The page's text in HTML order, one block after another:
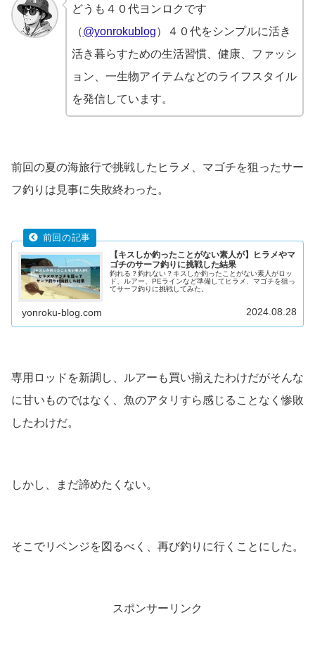
どうも４０代ヨンロクです
（@yonrokublog）４０代をシンプルに活き
活き暮らすための生活習慣、健康、ファッシ
ョン、一生物アイテムなどのライフスタイル
を発信しています。
前回の夏の海旅行で挑戦したヒラメ、マゴチを狙ったサー
フ釣りは見事に失敗終わった。
【キスしか釣ったことがない素人が】ヒラメやマ
ゴチのサーフ釣りに挑戦した結果
釣れる？釣れない？キスしか釣ったことがない素人がロッ
ド、ルアー、PEラインなど準備してヒラメ、マゴチを狙っ
てサーフ釣りに挑戦してみた。
yonroku-blog.com 2024.08.28
専用ロッドを新調し、ルアーも買い揃えたわけだがそんな
に甘いものではなく、魚のアタリすら感じることなく惨敗
したわけだ。
しかし、まだ諦めたくない。
そこでリベンジを図るべく、再び釣りに行くことにした。
スポンサーリンク